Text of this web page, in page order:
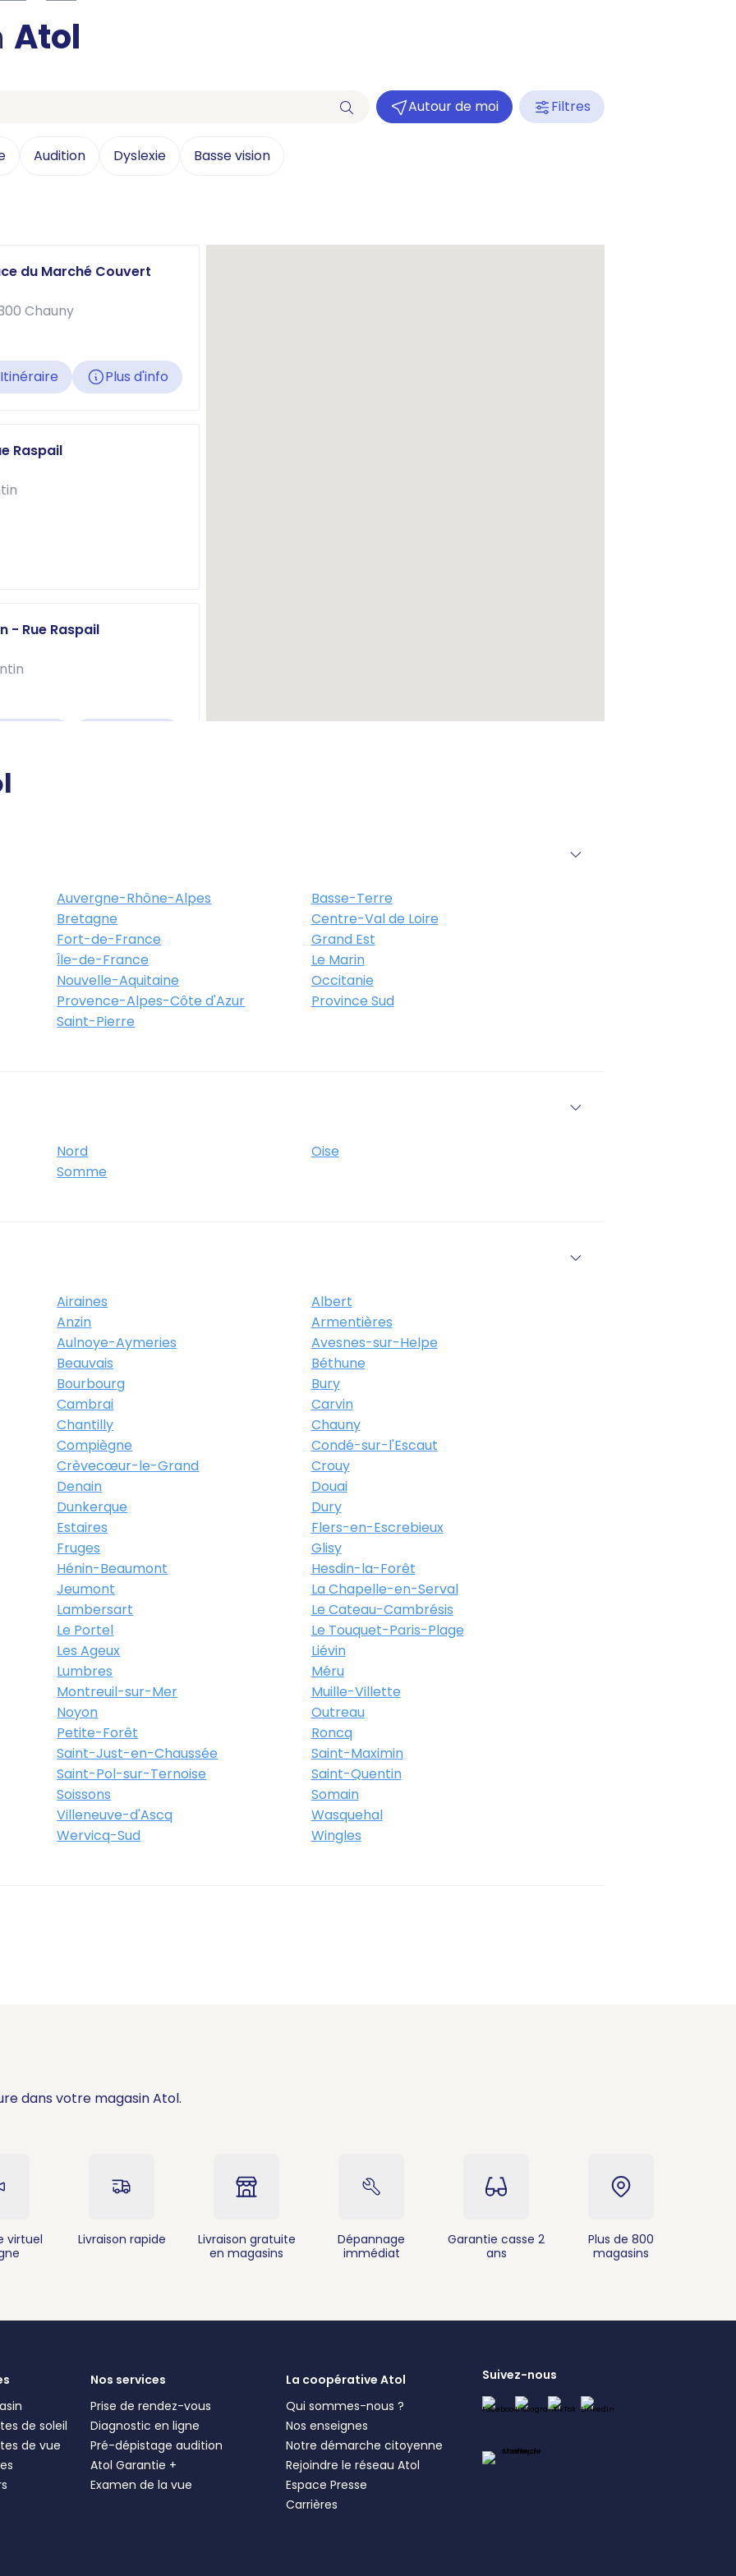
Atol
Autour de moi Filtres
Audition Dyslexie Basse vision
du Marché Couvert
Chauny
Itinéraire Plus d'info
Raspail
- Rue Raspail
Itinéraire Plus d'info
- Rue du Mars Route de
Raymonde Fiolet
Soissons
Auvergne-Rhône-Alpes
Basse-Terre
Bretagne
Centre-Val de Loire
Fort-de-France
Grand Est
Île-de-France
Le Marin
Nouvelle-Aquitaine
Occitanie
Provence-Alpes-Côte d'Azur
Province Sud
Saint-Pierre
Nord
Oise
Somme
Airaines
Albert
Anzin
Armentières
Aulnoye-Aymeries
Avesnes-sur-Helpe
Beauvais
Béthune
Bourbourg
Bury
Cambrai
Carvin
Chantilly
Chauny
Compiègne
Condé-sur-l'Escaut
Crèvecœur-le-Grand
Crouy
Denain
Douai
Dunkerque
Dury
Estaires
Flers-en-Escrebieux
Fruges
Glisy
Hénin-Beaumont
Hesdin-la-Forêt
Jeumont
La Chapelle-en-Serval
Lambersart
Le Cateau-Cambrésis
Le Portel
Le Touquet-Paris-Plage
Les Ageux
Liévin
Lumbres
Méru
Montreuil-sur-Mer
Muille-Villette
Noyon
Outreau
Petite-Forêt
Roncq
Saint-Just-en-Chaussée
Saint-Maximin
Saint-Pol-sur-Ternoise
Saint-Quentin
Soissons
Somain
Villeneuve-d'Ascq
Wasquehal
Wervicq-Sud Wingles
dans votre magasin Atol.
virtuel
Livraison rapide
Livraison gratuite
en magasins
Dépannage
immédiat
Garantie casse 2
ans
Plus de 800
magasins
de soleil
de vue
Nos services
Prise de rendez-vous
Diagnostic en ligne
Pré-dépistage audition
Atol Garantie +
Examen de la vue
La coopérative Atol
Qui sommes-nous ?
Nos enseignes
Notre démarche citoyenne
Rejoindre le réseau Atol
Espace Presse
Carrières
Suivez-nous